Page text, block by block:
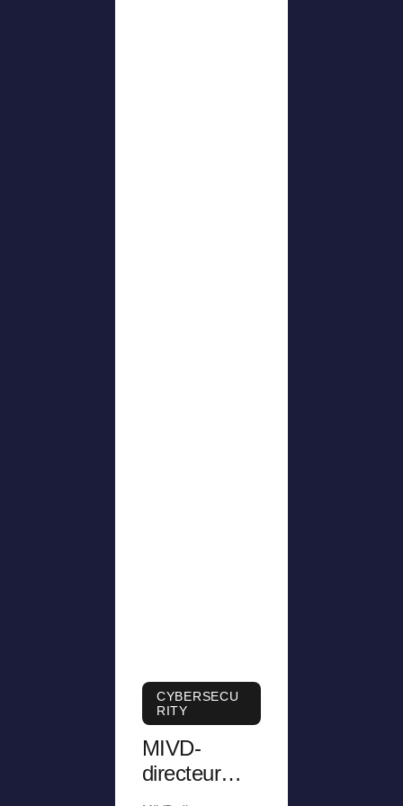
CYBERSECU
RITY
MIVD-
directeur